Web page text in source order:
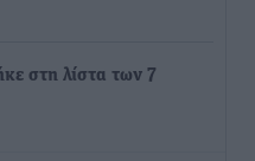
στη λίστα των 7